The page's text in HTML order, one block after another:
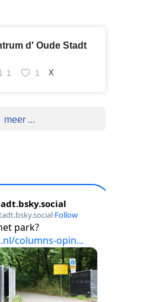
d' Oude Stadt
1 1 X
meer ...